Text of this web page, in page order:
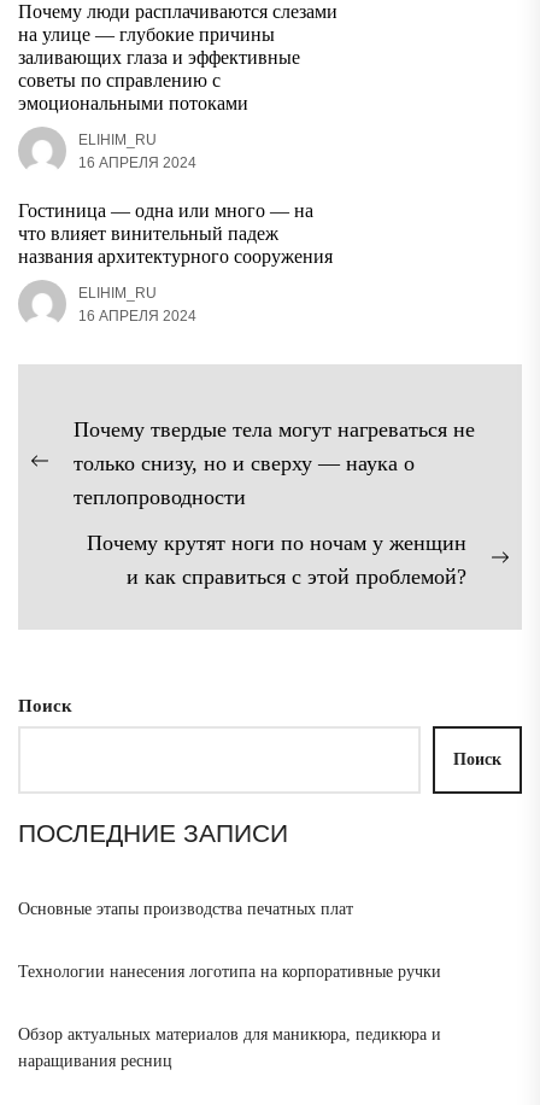
Почему люди расплачиваются слезами
на улице — глубокие причины
заливающих глаза и эффективные
советы по справлению с
эмоциональными потоками
ELIHIM_RU
16 АПРЕЛЯ 2024
Гостиница — одна или много — на
что влияет винительный падеж
названия архитектурного сооружения
ELIHIM_RU
16 АПРЕЛЯ 2024
Навигация
по
записям
Предыдущая
запись:
Почему твердые тела могут нагреваться не
только снизу, но и сверху — наука о
теплопроводности
Почему крутят ноги по ночам у женщин
и как справиться с этой проблемой?
Поиск
Поиск
ПОСЛЕДНИЕ ЗАПИСИ
Основные этапы производства печатных плат
Технологии нанесения логотипа на корпоративные ручки
Обзор актуальных материалов для маникюра, педикюра и
наращивания ресниц